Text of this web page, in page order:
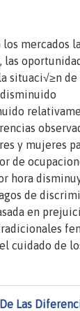
mercados
las
situaci√≥n
y mujeres
de
hora
de
en
cuidado de
Las